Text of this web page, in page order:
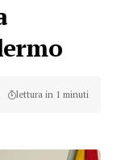
lettura in 1 minuti